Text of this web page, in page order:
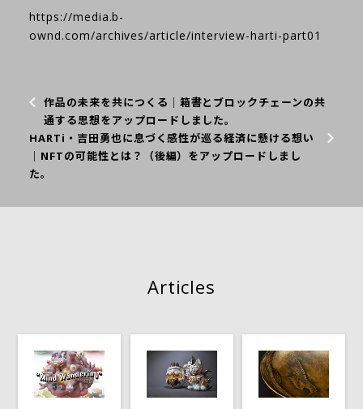
https://media.b-
ownd.com/archives/article/interview-harti-part01
作品の未来を共につくる｜箱書とブロックチェーンの共
通する思想をアップロードしました。
HARTi・吉田勇也に息づく感性が巡る経済に懸ける想い
｜NFTの可能性とは？（後編）をアップロードしまし
た。
Articles